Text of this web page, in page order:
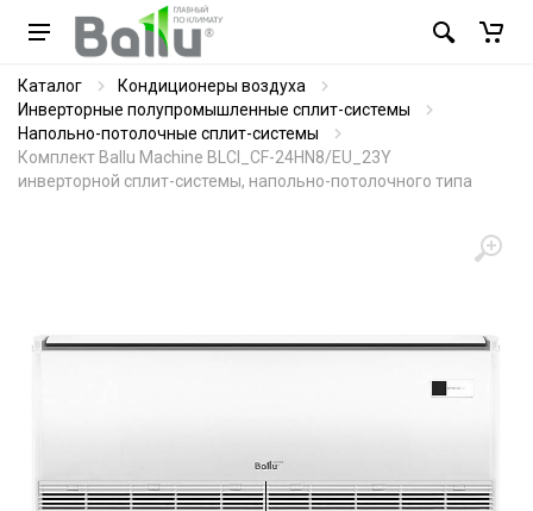
Каталог
Кондиционеры воздуха
Инверторные полупромышленные сплит-системы
Напольно-потолочные сплит-системы
Комплект Ballu Machine BLCI_CF-24HN8/EU_23Y
инверторной сплит-системы, напольно-потолочного типа